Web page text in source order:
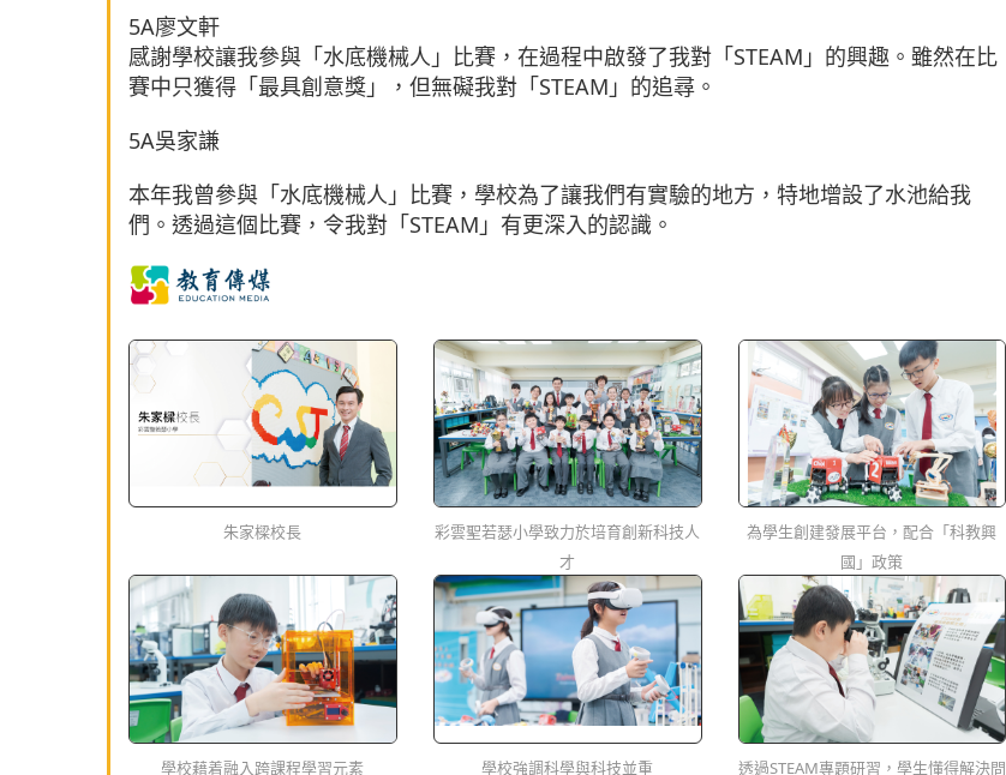
5A廖文軒
感謝學校讓我參與「水底機械人」比賽，在過程中啟發了我對「STEAM」的興趣。雖然在比
賽中只獲得「最具創意獎」，但無礙我對「STEAM」的追尋。
5A吳家謙
本年我曾參與「水底機械人」比賽，學校為了讓我們有實驗的地方，特地增設了水池給我
們。透過這個比賽，令我對「STEAM」有更深入的認識。
朱家樑校長
彩雲聖若瑟小學致力於培育創新科技人
才
為學生創建發展平台，配合「科教興
國」政策
學校藉着融入跨課程學習元素 學校強調科學與科技並重 透過STEAM專題研習，學生懂得解決問